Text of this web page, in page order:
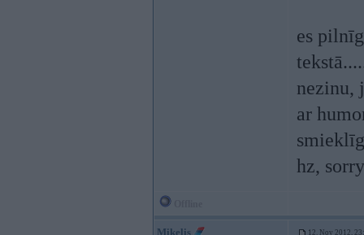
es
nezinu,
ar
hz,
Mikelis 12. Nov 2012,